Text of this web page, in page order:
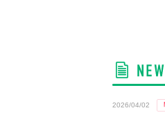
2026/04/02